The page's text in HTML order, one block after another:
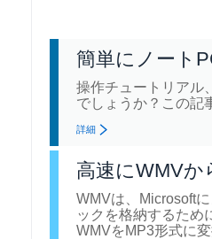
簡単にノート
操作チュートリアル
でしょうか？この記
詳細
高速にWMVか
WMVは、Microsoft
ックを格納するため
WMVをMP3形式に